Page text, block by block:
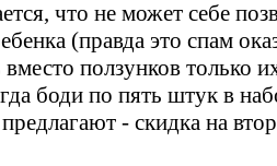
что не может себе
(правда это спам
вместо ползунков только
боди по пять штук в
- скидка на